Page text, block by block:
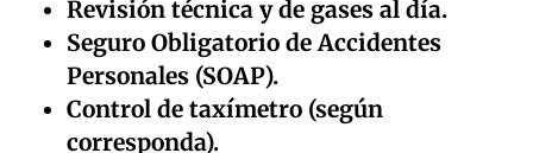
Revisión técnica y de gases al día.
Seguro Obligatorio de Accidentes
Personales (SOAP).
Control de taxímetro (según
corresponda).